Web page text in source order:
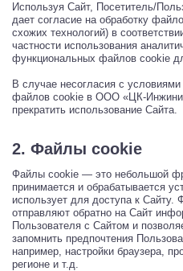
Используя Сайт, Посетитель/
дает согласие на обработку
схожих технологий) в
частности использования
функциональных файлов cookie
В случае несогласия с
файлов cookie в ООО «ЦК-
прекратить использование Сайта.
2. Файлы cookie
Файлы cookie — это небольшой
принимается и обрабатывается
использует для доступа к Сайту.
отправляют обратно на Сайт
Пользователя с Сайтом и
запомнить предпочтения
например, настройки браузера,
регионе и т.д.